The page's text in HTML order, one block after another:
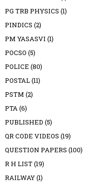
PG TRB PHYSICS (1)
PINDICS (2)
PM YASASVI (1)
POCSO (5)
POLICE (80)
POSTAL(11)
PSTM (2)
PTA(6)
PUBLISHED (5)
QR CODE VIDEOS (19)
QUESTION PAPERS (100)
R H LIST(19)
RAILWAY(1)